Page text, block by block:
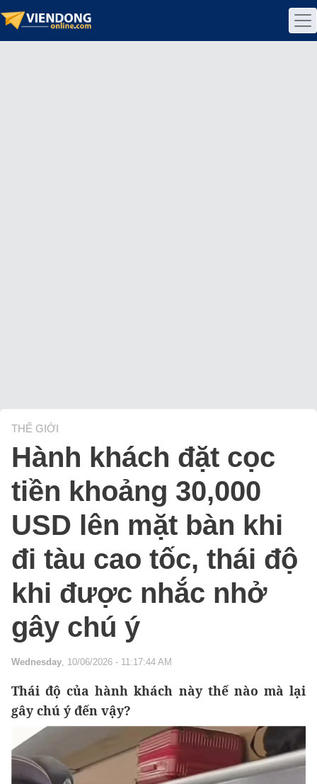
THẾ GIỚI
Hành khách đặt cọc
tiền khoảng 30,000
USD lên mặt bàn khi
đi tàu cao tốc, thái độ
khi được nhắc nhở
gây chú ý
Wednesday, 10/06/2026 - 11:17:44 AM
Thái độ của hành khách này thế nào mà lại
gây chú ý đến vậy?